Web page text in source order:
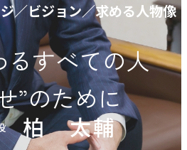
／ビジョン／求める人物像
すべての人
”のために
柏 太輔